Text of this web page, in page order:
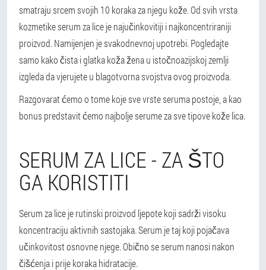
smatraju srcem svojih 10 koraka za njegu kože. Od svih vrsta
kozmetike serum za lice je najučinkovitiji i najkoncentriraniji
proizvod. Namijenjen je svakodnevnoj upotrebi. Pogledajte
samo kako čista i glatka koža žena u istočnoazijskoj zemlji
izgleda da vjerujete u blagotvorna svojstva ovog proizvoda.
Razgovarat ćemo o tome koje sve vrste seruma postoje, a kao
bonus predstavit ćemo najbolje serume za sve tipove kože lica.
SERUM ZA LICE - ZA ŠTO
GA KORISTITI
Serum za lice je rutinski proizvod ljepote koji sadrži visoku
koncentraciju aktivnih sastojaka. Serum je taj koji pojačava
učinkovitost osnovne njege. Obično se serum nanosi nakon
čišćenja i prije koraka hidratacije.